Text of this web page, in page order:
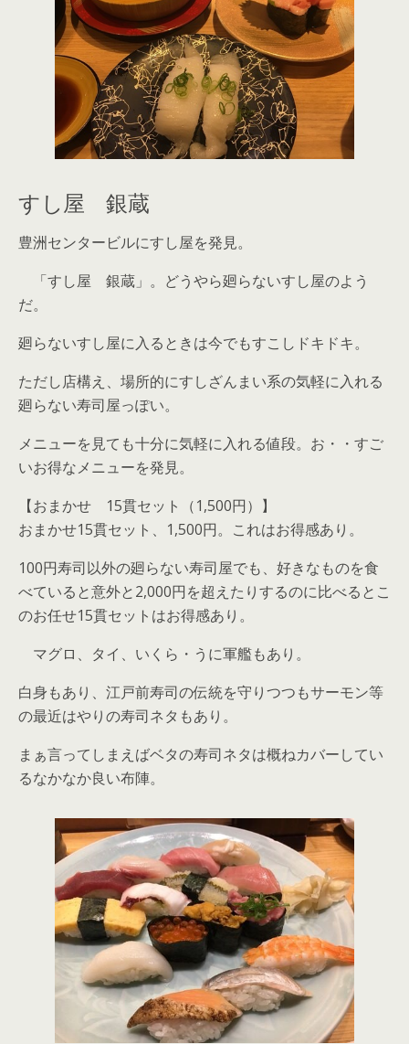
すし屋 銀蔵
豊洲センタービルにすし屋を発見。
「すし屋 銀蔵」。どうやら廻らないすし屋のよう
だ。
廻らないすし屋に入るときは今でもすこしドキドキ。
ただし店構え、場所的にすしざんまい系の気軽に入れる
廻らない寿司屋っぽい。
メニューを見ても十分に気軽に入れる値段。お・・すご
いお得なメニューを発見。
【おまかせ 15貫セット（1,500円）】
おまかせ15貫セット、1,500円。これはお得感あり。
100円寿司以外の廻らない寿司屋でも、好きなものを食
べていると意外と2,000円を超えたりするのに比べるとこ
のお任せ15貫セットはお得感あり。
マグロ、タイ、いくら・うに軍艦もあり。
白身もあり、江戸前寿司の伝統を守りつつもサーモン等
の最近はやりの寿司ネタもあり。
まぁ言ってしまえばベタの寿司ネタは概ねカバーしてい
るなかなか良い布陣。